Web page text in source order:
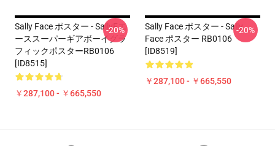
Sally Face ポスター - SallyFエ
ーススーパーギアボーイグラ
フィックポスターRB0106
[ID8515]
￥287,100 - ￥665,550
-20%
Sally Face ポスター - Sally
Face ポスター RB0106
[ID8519]
￥287,100 - ￥665,550
-20%